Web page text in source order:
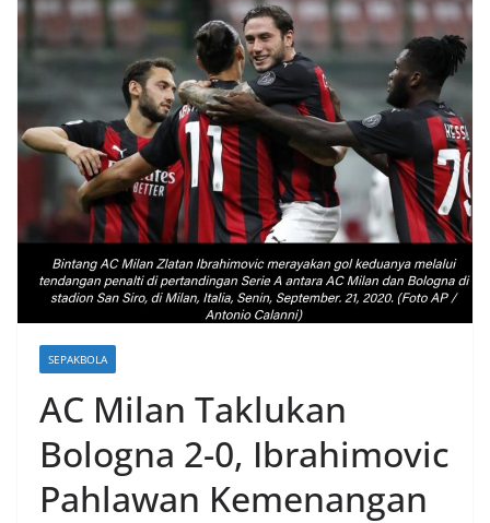
SEPAKBOLA
AC Milan Taklukan
Bologna 2-0, Ibrahimovic
Pahlawan Kemenangan